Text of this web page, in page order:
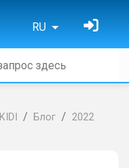
RU
Блог 2022